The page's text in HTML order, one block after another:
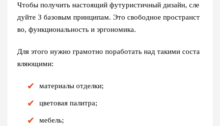
Чтобы получить настоящий футуристичный дизайн, сле
дуйте 3 базовым принципам. Это свободное пространст
во, функциональность и эргономика.
Для этого нужно грамотно поработать над такими соста
вляющими:
материалы отделки;
цветовая палитра;
мебель;